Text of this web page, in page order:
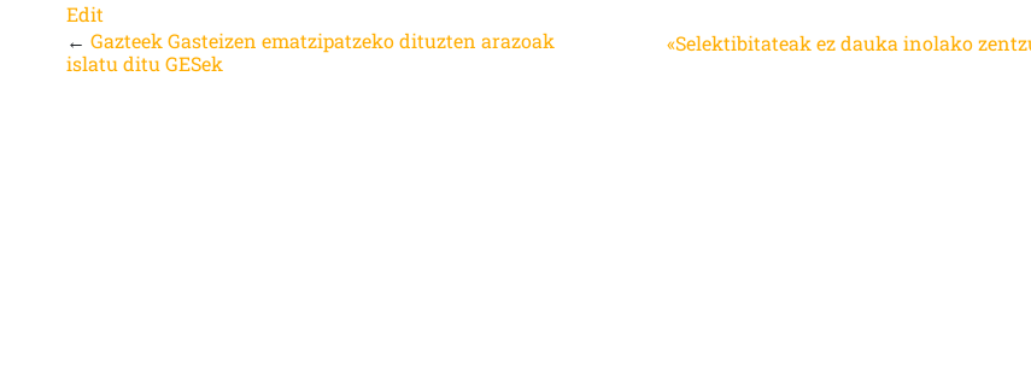
Edit
←Gazteek Gasteizen ematzipatzeko dituzten arazoak
islatu ditu GESek
«Selektibitateak ez dauka inolako